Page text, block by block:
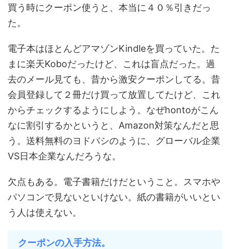
買う時にクーポン使うと、本当に４０％引きだっ
た。
電子本はほとんどアマゾンKindleを買っていた。た
まに楽天Koboだったけど、これは盲点だった。過
去のメール見ても、昔から激安クーポンしてる。昔
会員登録して２冊だけ買って放置してたけど、これ
からチェックするようにしよう。なぜhontoがこん
なに割引するかというと、Amazon対策なんだと思
う。送料無料のヨドバシのように、グローバル企業
VS日本企業なんだろうな。
欠点もある。電子書籍だけだということ。スマホや
パソコンで見ないといけない。紙の書籍がいいとい
う人は使えない。
クーポンの入手方法。